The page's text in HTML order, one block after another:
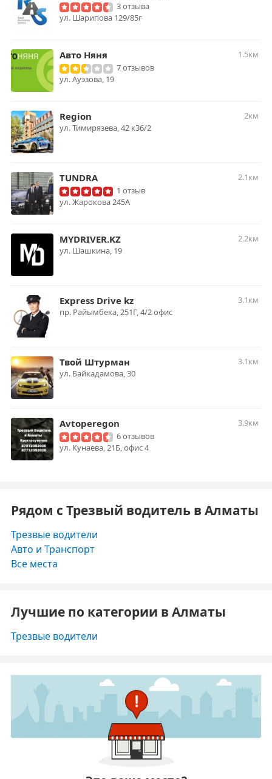
3 отзыва
ул. Шарипова 129/85г
Авто Няня
1.5км
7 отзывов
ул. Ауэзова, 19
Region
2км
ул. Тимирязева, 42 к36/2
TUNDRA
2.1км
1 отзыв
ул. Жарокова 245А
MYDRIVER.KZ
2.2км
ул. Шашкина, 19
Express Drive kz
3.1км
пр. Райымбека, 251Г, 4/2 офис
Твой Штурман
3.1км
ул. Байкадамова, 30
Avtoperegon
3.9км
6 отзывов
ул. Кунаева, 21Б, офис 4
Рядом с Трезвый водитель в Алматы
Трезвые водители
Авто и Транспорт
Все места
Лучшие по категории в Алматы
Трезвые водители